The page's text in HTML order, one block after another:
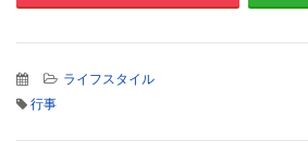
ライフスタイル
行事